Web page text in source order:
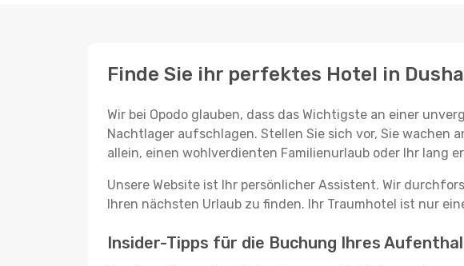
Finde Sie ihr perfektes Hotel in
Wir bei Opodo glauben, dass das Wichtigste an einer
Nachtlager aufschlagen. Stellen Sie sich vor, Sie
allein, einen wohlverdienten Familienurlaub oder Ihr lang
Unsere Website ist Ihr persönlicher Assistent. Wir
Ihren nächsten Urlaub zu finden. Ihr Traumhotel ist nur
Insider-Tipps für die Buchung Ihres